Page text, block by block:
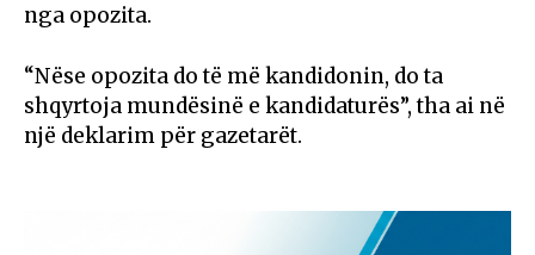
nga opozita.
“Nëse opozita do të më kandidonin, do ta
shqyrtoja mundësinë e kandidaturës”, tha ai në
një deklarim për gazetarët.